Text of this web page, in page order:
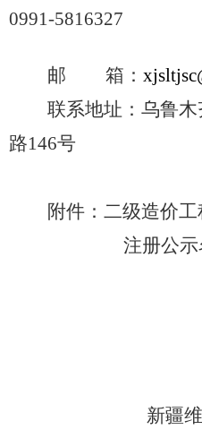
0991-5816327
邮 箱：
联系地址：乌鲁木
路146号
附件： 二级造价
注册公
新疆维吾尔